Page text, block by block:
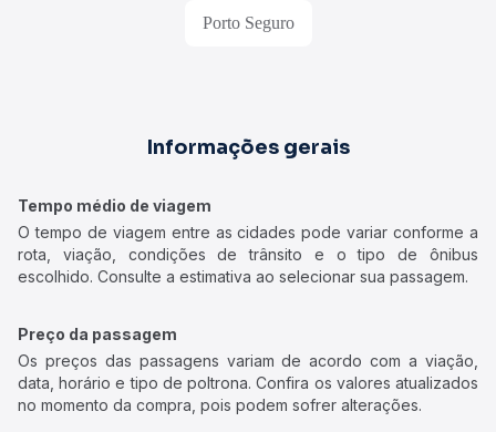
Porto Seguro
Informações gerais
Tempo médio de viagem
O tempo de viagem entre as cidades pode variar conforme a
rota, viação, condições de trânsito e o tipo de ônibus
escolhido. Consulte a estimativa ao selecionar sua passagem.
Preço da passagem
Os preços das passagens variam de acordo com a viação,
data, horário e tipo de poltrona. Confira os valores atualizados
no momento da compra, pois podem sofrer alterações.